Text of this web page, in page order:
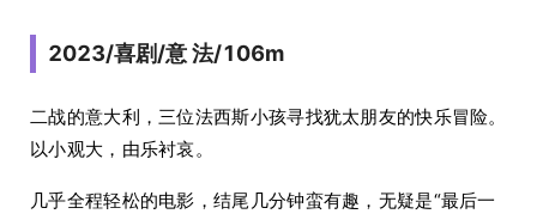
2023/喜剧/意 法/106m
二战的意大利，三位法西斯小孩寻找犹太朋友的快乐冒险。
以小观大，由乐衬哀。
几乎全程轻松的电影，结尾几分钟蛮有趣，无疑是“最后一